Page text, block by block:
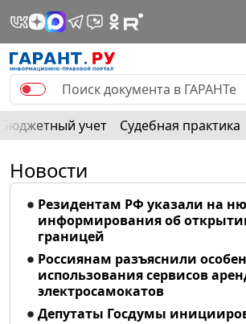
Бюджетный учет Судебная практика
Новости
Резидентам РФ указали на
информирования об
границей
Россиянам разъяснили
использования сервисов
электросамокатов
Депутаты Госдумы